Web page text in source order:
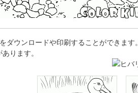
ウンロードや印刷することができます。
ります。